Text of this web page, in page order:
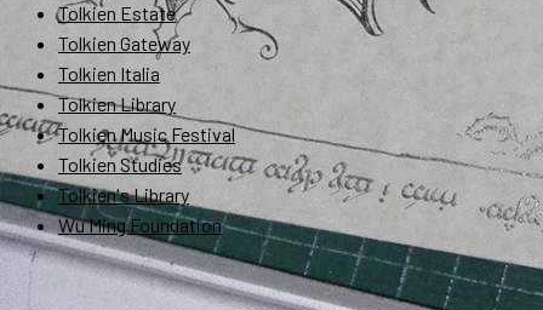
Tolkien Estate
Tolkien Gateway
Tolkien Italia
Tolkien Library
Tolkien Music Festival
Tolkien Studies
Tolkien's Library
Wu Ming Foundation